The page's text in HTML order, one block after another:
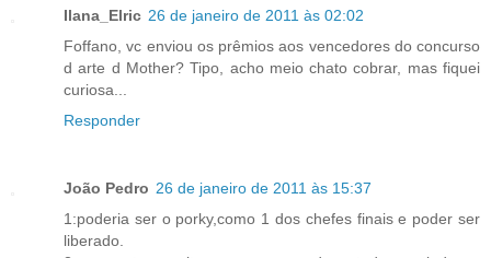
Ilana_Elric 26 de janeiro de 2011 às 02:02
Foffano, vc enviou os prêmios aos vencedores do concurso
d arte d Mother? Tipo, acho meio chato cobrar, mas fiquei
curiosa...
Responder
João Pedro 26 de janeiro de 2011 às 15:37
1:poderia ser o porky,como 1 dos chefes finais e poder ser
liberado.